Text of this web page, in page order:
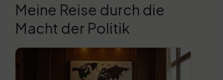
Meine Reise durch die
Macht der Politik